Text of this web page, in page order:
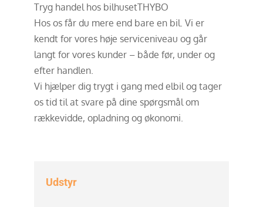
Tryg handel hos bilhusetTHYBO
Hos os får du mere end bare en bil. Vi er
kendt for vores høje serviceniveau og går
langt for vores kunder – både før, under og
efter handlen.
Vi hjælper dig trygt i gang med elbil og tager
os tid til at svare på dine spørgsmål om
rækkevidde, opladning og økonomi.
Udstyr